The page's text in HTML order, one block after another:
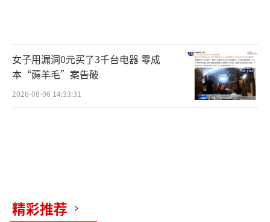
女子用漏洞0元买了3千台电器 零成
本“薅羊毛”案告破
2026-08-06 14:33:31
精彩推荐